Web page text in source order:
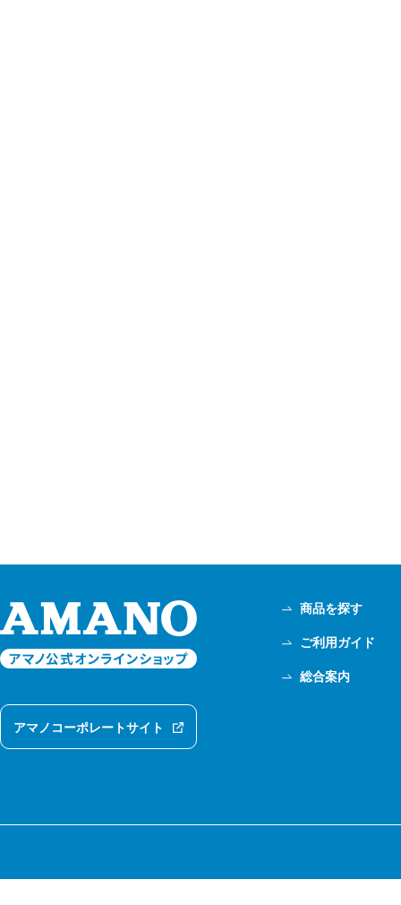
アマノコーポレートサイト
商品を探す
ご利用ガイド
総合案内